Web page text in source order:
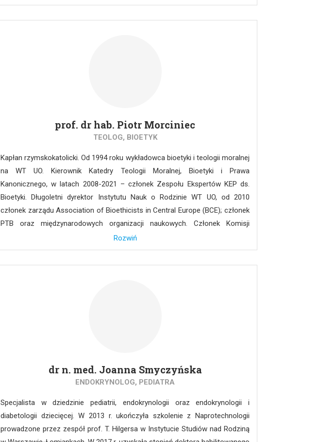
ASTRO (American Society for Radiation Oncology), ESMO (European Society
for Medical Oncology), ESTRO (European Society of Radiotherapy and
prof. dr hab. Piotr Morciniec
TEOLOG, BIOETYK
Kapłan rzymskokatolicki. Od 1994 roku wykładowca bioetyki i teologii moralnej
na WT UO. Kierownik Katedry Teologii Moralnej, Bioetyki i Prawa
Kanonicznego, w latach 2008-2021 – członek Zespołu Ekspertów KEP ds.
Bioetyki. Długoletni dyrektor Instytutu Nauk o Rodzinie WT UO, od 2010
członek zarządu Association of Bioethicists in Central Europe (BCE); członek
PTB oraz międzynarodowych organizacji naukowych. Członek Komisji
Bioetycznej przy OIL, autor m.in. monografii: „Etyczne aspekty
transplantacyjnej terapii chorób neurozwyrodnieniowych”, „Bioetyka
personalistyczna wobec zwłok ludzkich”. Redaktor wielu publikacji i ponad stu
Rozwiń
dr n. med. Joanna Smyczyńska
ENDOKRYNOLOG, PEDIATRA
Specjalista w dziedzinie pediatrii, endokrynologii oraz endokrynologii i
diabetologii dziecięcej. W 2013 r. ukończyła szkolenie z Naprotechnologii
prowadzone przez zespół prof. T. Hilgersa w Instytucie Studiów nad Rodziną